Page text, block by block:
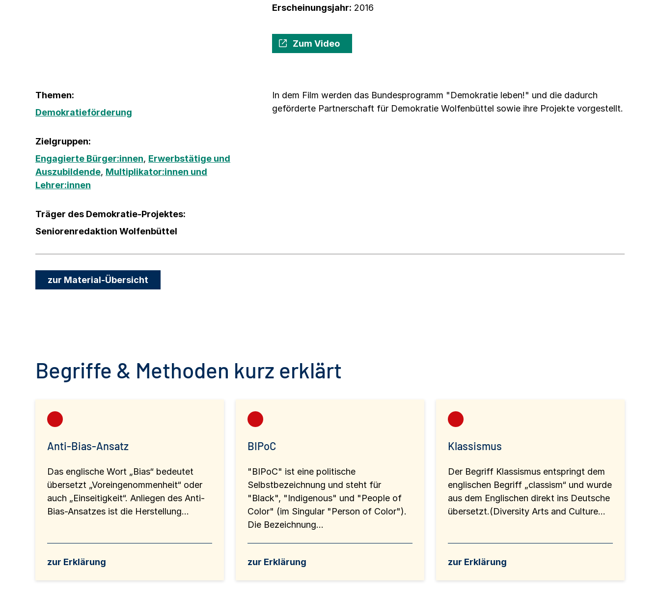
Erscheinungsjahr: 2016
Zum Video
Themen:
Demokratieförderung
Zielgruppen:
Engagierte Bürger:innen, Erwerbstätige und
Auszubildende, Multiplikator:innen und
Lehrer:innen
Träger des Demokratie-Projektes:
Seniorenredaktion Wolfenbüttel
In dem Film werden das Bundesprogramm "Demokratie leben!" und die dadurch
geförderte Partnerschaft für Demokratie Wolfenbüttel sowie ihre Projekte vorgestellt.
zur Material-Übersicht
Begriffe & Methoden kurz erklärt
Anti-Bias-Ansatz
Das englische Wort „Bias“ bedeutet
übersetzt „Voreingenommenheit“ oder
auch „Einseitigkeit“. Anliegen des Anti-
Bias-Ansatzes ist die Herstellung...
zur Erklärung
BIPoC
"BIPoC" ist eine politische
Selbstbezeichnung und steht für
"Black", "Indigenous" und "People of
Color" (im Singular "Person of Color").
Die Bezeichnung...
zur Erklärung
Klassismus
Der Begriff Klassismus entspringt dem
englischen Begriff „classism“ und wurde
aus dem Englischen direkt ins Deutsche
übersetzt.(Diversity Arts and Culture...
zur Erklärung